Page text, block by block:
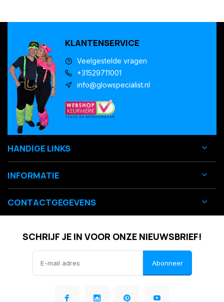
KLANTENSERVICE
Veelgestelde vragen
+31529711001
info@glowspecialist.nl
HANDIGE LINKS
INFORMATIE
CONTACTGEGEVENS
SCHRIJF JE IN VOOR ONZE NIEUWSBRIEF!
Abonneer